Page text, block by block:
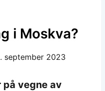
i Moskva?
september 2023
vegne av